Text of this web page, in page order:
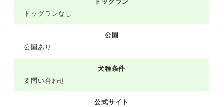
ドッグランなし
公園
公園あり
犬種条件
要問い合わせ
公式サイト